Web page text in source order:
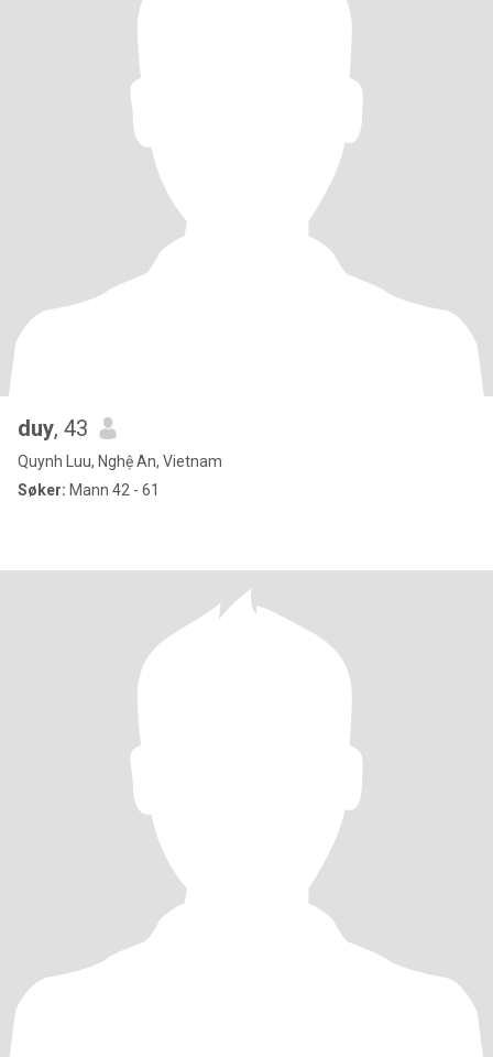
duy, 43
Quynh Luu, Nghệ An, Vietnam
Søker: Mann 42 - 61